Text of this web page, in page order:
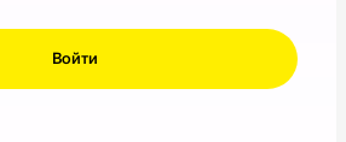
Войти